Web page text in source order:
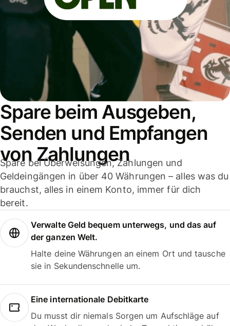
Spare beim Ausgeben,
Senden und Empfangen
von Zahlungen
Spare bei Überweisungen, Zahlungen und
Geldeingängen in über 40 Währungen – alles was du
brauchst, alles in einem Konto, immer für dich
bereit.
Verwalte Geld bequem unterwegs, und das auf
der ganzen Welt.
Halte deine Währungen an einem Ort und tausche
sie in Sekundenschnelle um.
Eine internationale Debitkarte
Du musst dir niemals Sorgen um Aufschläge auf